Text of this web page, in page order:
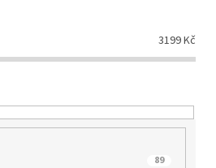
3199Kč
89